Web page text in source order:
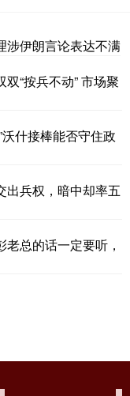
涉伊朗言论表达不满
“按兵不动” 市场聚
什接棒能否守住政
出兵权，暗中却率五
总的话一定要听，